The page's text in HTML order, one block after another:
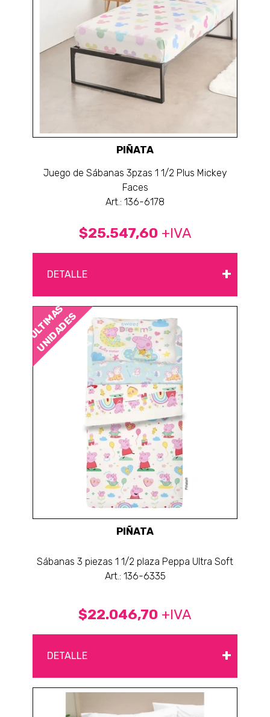
PIÑATA
Juego de Sábanas 3pzas 1 1/2 Plus Mickey
Faces
Art.: 136-6178
$25.547,60 +IVA
DETALLE +
ÚLTIMAS
UNIDADES
PIÑATA
Sábanas 3 piezas 1 1/2 plaza Peppa Ultra Soft
Art.: 136-6335
$22.046,70 +IVA
DETALLE +